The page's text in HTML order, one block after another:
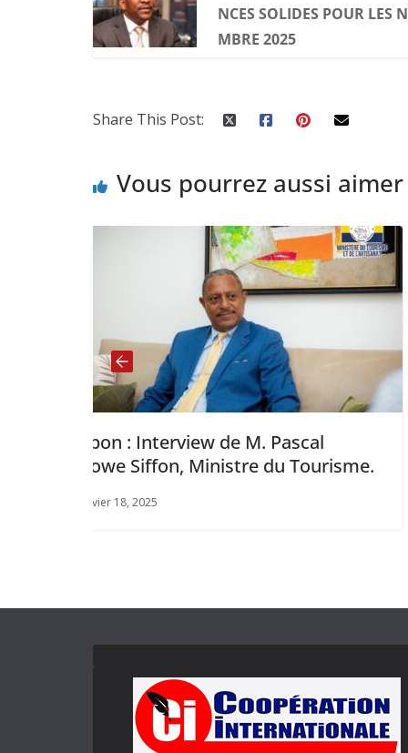
NCES SOLIDES POUR LES
MBRE 2025
Share This Post:
Vous pourrez aussi aimer
de M. Pascal
Ministre du Tourisme.
TCHAD:
Saoudite